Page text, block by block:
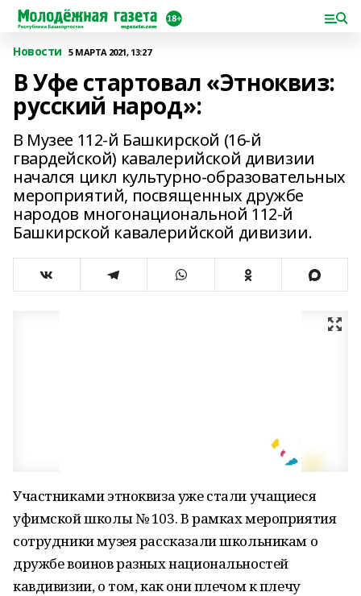
Новости 5 МАРТА 2021, 13:27
В Уфе стартовал «Этноквиз:
русский народ»:
В Музее 112-й Башкирской (16-й
гвардейской) кавалерийской дивизии
начался цикл культурно-образовательных
мероприятий, посвященных дружбе
народов многонациональной 112-й
Башкирской кавалерийской дивизии.
Участниками этноквиза уже стали учащиеся
уфимской школы № 103. В рамках мероприятия
сотрудники музея рассказали школьникам о
дружбе воинов разных национальностей
кавдивизии, о том, как они плечом к плечу